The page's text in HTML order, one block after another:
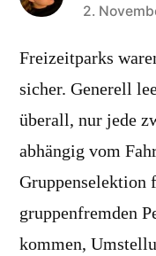
says:
2.
Freizeitparks
sicher. Generell
überall, nur jede
abhängig vom
Gruppenselektion
gruppenfremden
kommen,